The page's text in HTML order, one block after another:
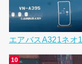
エアバスA321ネオ